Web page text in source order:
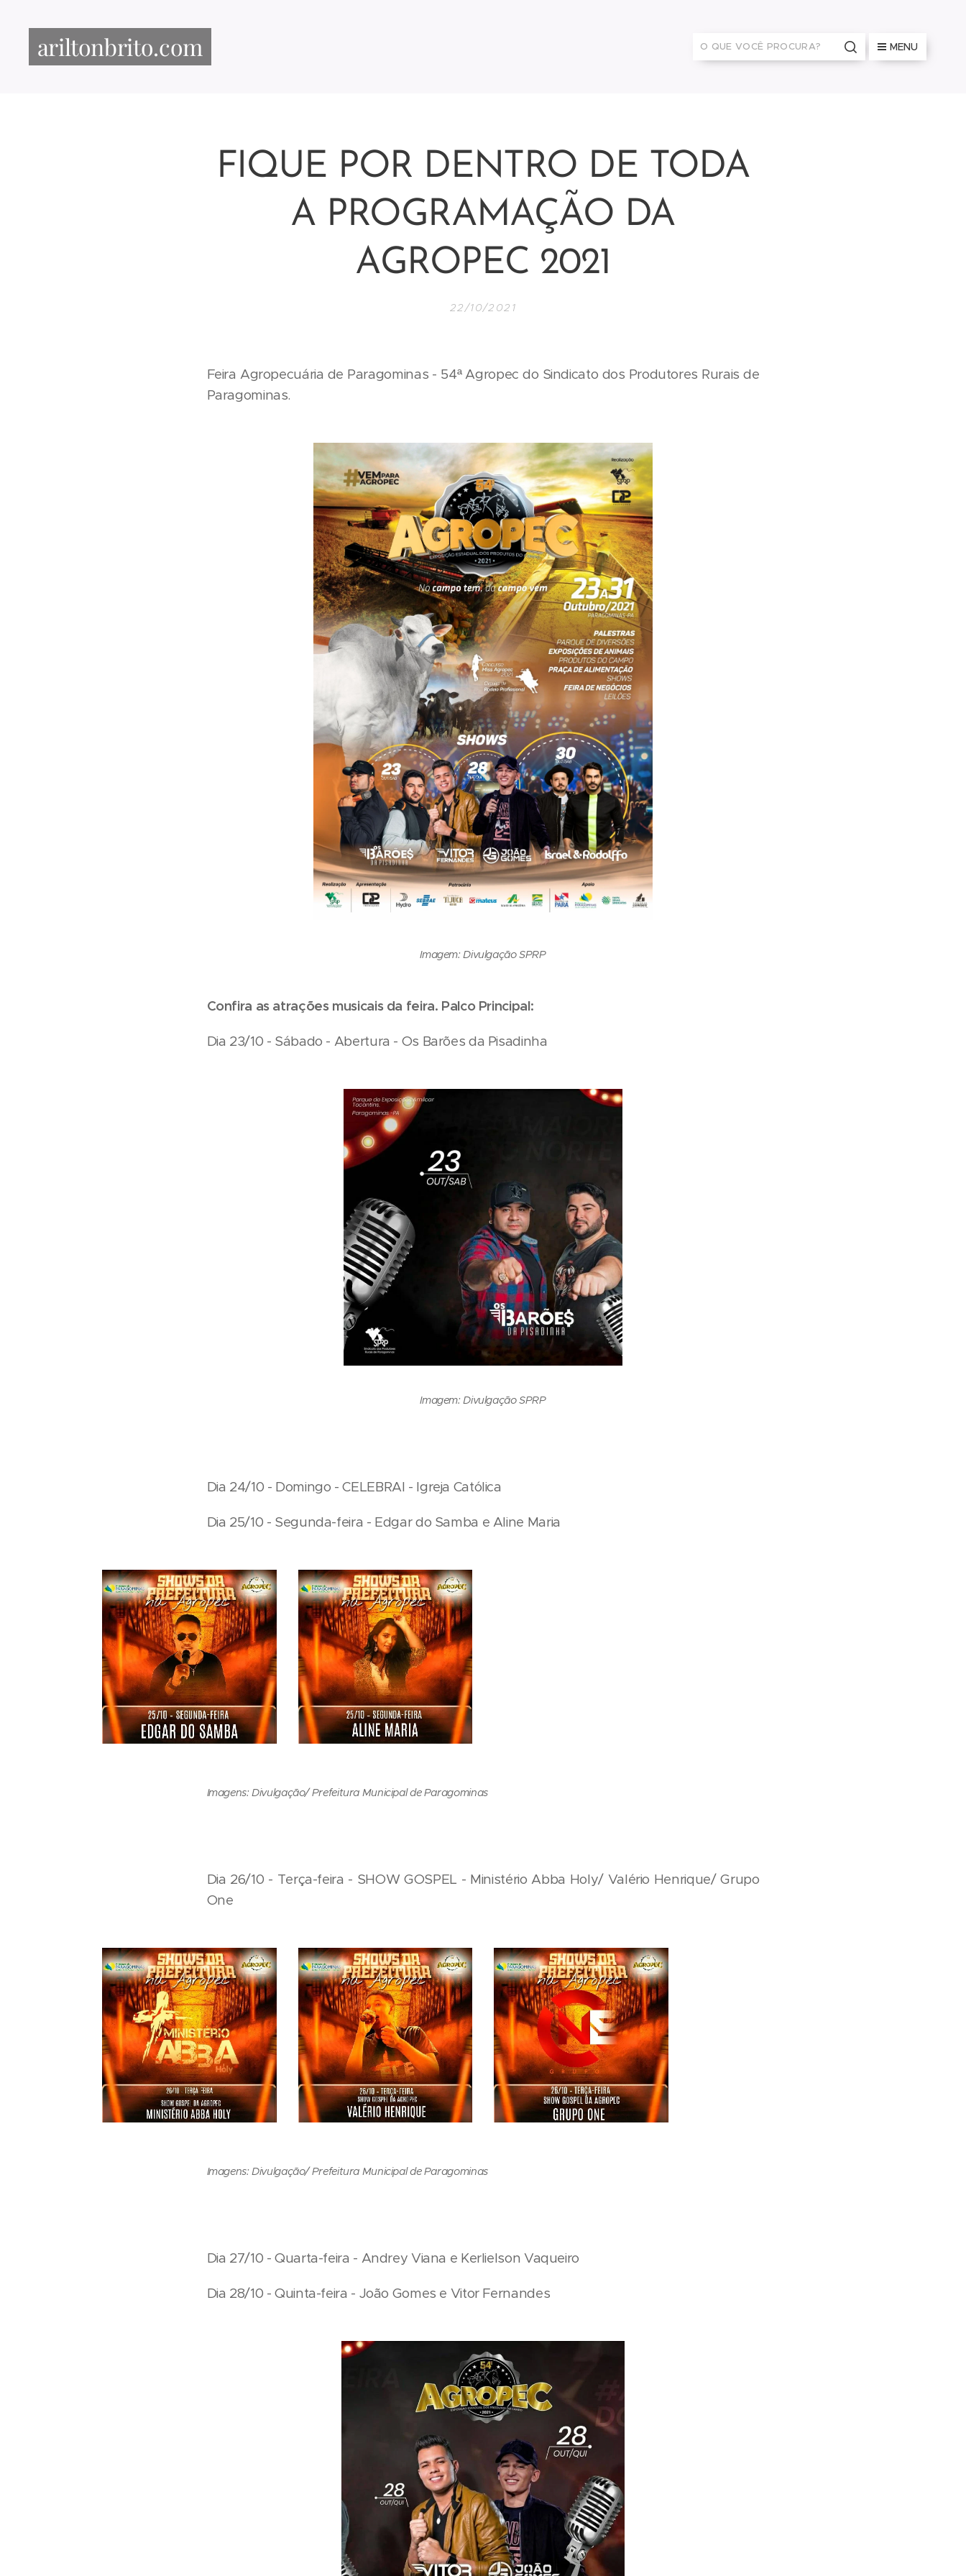
ariltonbrito.com MENU
FIQUE POR DENTRO DE TODA
A PROGRAMAÇÃO DA
AGROPEC 2021
22/10/2021
Feira Agropecuária de Paragominas - 54ª Agropec do Sindicato dos Produtores Rurais de
Paragominas.
Imagem: Divulgação SPRP
Confira as atrações musicais da feira. Palco Principal:
Dia 23/10 - Sábado - Abertura - Os Barões da Pisadinha
Imagem: Divulgação SPRP
Dia 24/10 - Domingo - CELEBRAI - Igreja Católica
Dia 25/10 - Segunda-feira - Edgar do Samba e Aline Maria
Imagens: Divulgação/ Prefeitura Municipal de Paragominas
Dia 26/10 - Terça-feira - SHOW GOSPEL - Ministério Abba Holy/ Valério Henrique/ Grupo
One
Imagens: Divulgação/ Prefeitura Municipal de Paragominas
Dia 27/10 - Quarta-feira - Andrey Viana e Kerlielson Vaqueiro
Dia 28/10 - Quinta-feira - João Gomes e Vitor Fernandes